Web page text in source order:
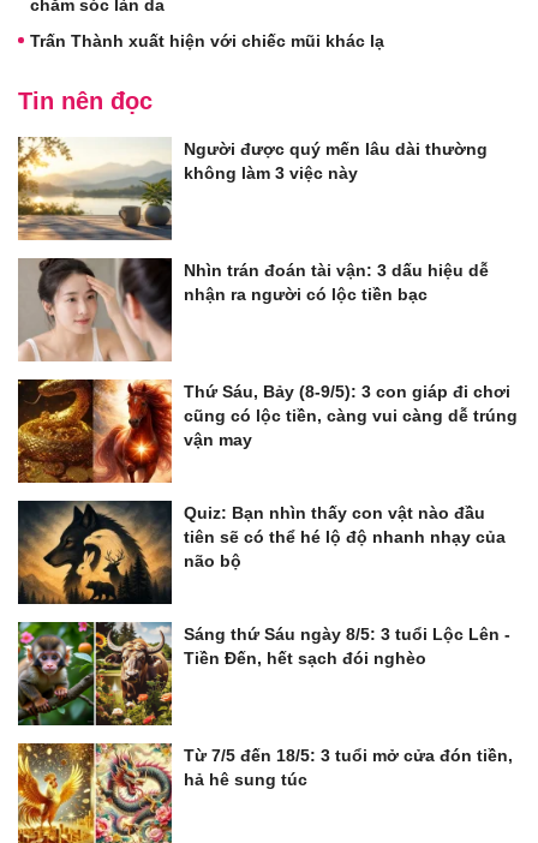
chăm sóc làn da
Trấn Thành xuất hiện với chiếc mũi khác lạ
Tin nên đọc
Người được quý mến lâu dài thường
không làm 3 việc này
Nhìn trán đoán tài vận: 3 dấu hiệu dễ
nhận ra người có lộc tiền bạc
Thứ Sáu, Bảy (8-9/5): 3 con giáp đi chơi
cũng có lộc tiền, càng vui càng dễ trúng
vận may
Quiz: Bạn nhìn thấy con vật nào đầu
tiên sẽ có thể hé lộ độ nhanh nhạy của
não bộ
Sáng thứ Sáu ngày 8/5: 3 tuổi Lộc Lên -
Tiền Đến, hết sạch đói nghèo
Từ 7/5 đến 18/5: 3 tuổi mở cửa đón tiền,
hả hê sung túc